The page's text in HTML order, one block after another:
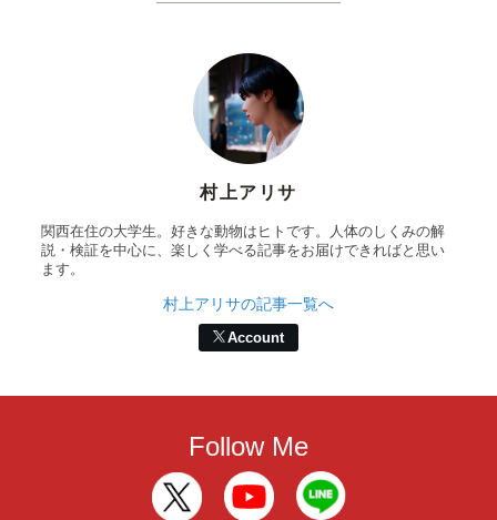
村上アリサ
関西在住の大学生。好きな動物はヒトです。人体のしくみの解
説・検証を中心に、楽しく学べる記事をお届けできればと思い
ます。
村上アリサの記事一覧へ
Account
Follow Me